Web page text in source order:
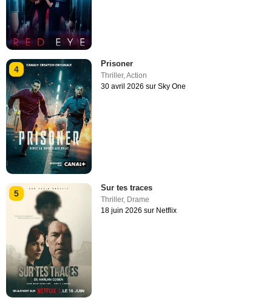
4
Prisoner
Thriller,Action
30 avril 2026 sur Sky One
5
Sur tes traces
Thriller, Drame
18 juin 2026 sur Netflix